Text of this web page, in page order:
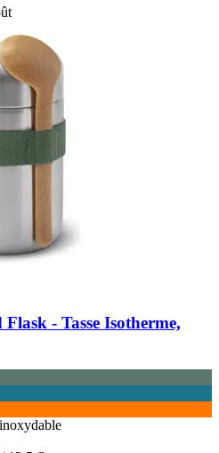
Flask -​ Tasse Isotherme,